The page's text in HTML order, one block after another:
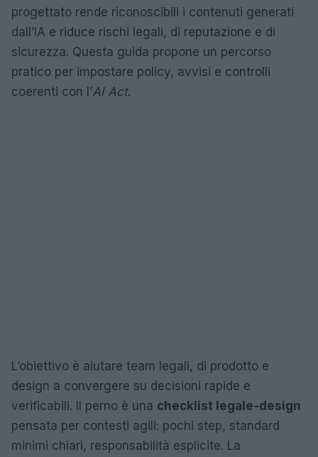
progettato rende riconoscibili i contenuti generati
dall’IA e riduce rischi legali, di reputazione e di
sicurezza. Questa guida propone un percorso
pratico per impostare policy, avvisi e controlli
coerenti con l’AI Act.
L’obiettivo è aiutare team legali, di prodotto e
design a convergere su decisioni rapide e
verificabili. Il perno è una checklist legale-design
pensata per contesti agili: pochi step, standard
minimi chiari, responsabilità esplicite. La